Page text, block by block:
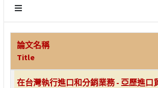
論文名稱
Title
在台灣執行進口和分銷業務 - 亞歷進口